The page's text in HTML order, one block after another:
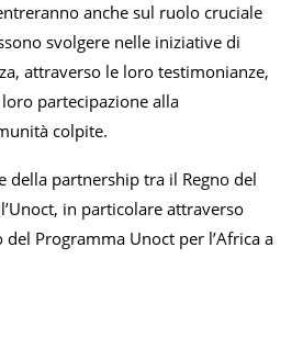
anche sul ruolo cruciale
svolgere nelle iniziative di
attraverso le loro testimonianze,
partecipazione alla
colpite.
della partnership tra il Regno del
in particolare attraverso
del Programma Unoct per l’Africa a